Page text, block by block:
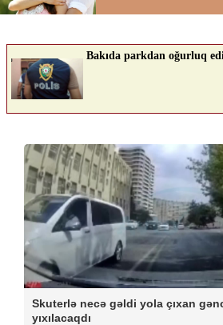
Skuterlə necə gəldi yola çıxan
yıxılacaqdı